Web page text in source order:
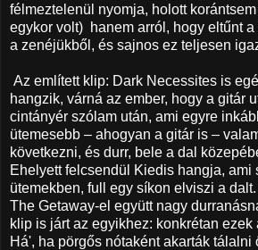
félmeztelenül nyomja, holott
egykor volt) hanem arról, hogy eltűnt a
a zenéjükből, és sajnos ez teljesen
Az említett klip: Dark Necessites is
hangzik, várná az ember, hogy a gitár
cintányér szólam után, ami egyre
ütemesebb – ahogyan a gitár is –
következni, és durr, bele a dal
Ehelyett felcsendül Kiedis hangja, ami
ütemekben, full egy síkon elviszi a
The Getaway-el együtt nagy
klip is járt az egyikhez: konkrétan
Há', ha pörgős nótaként akarták tálalni